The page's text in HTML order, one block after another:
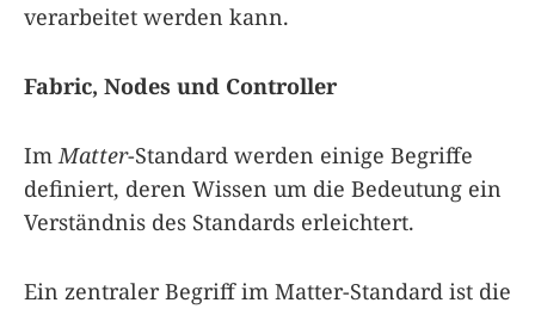
verarbeitet werden kann.
Fabric, Nodes und Controller
ImMatter-Standard werden einige Begriffe
definiert, deren Wissen um die Bedeutung ein
Verständnis des Standards erleichtert.
Ein zentraler Begriff im Matter-Standard ist die